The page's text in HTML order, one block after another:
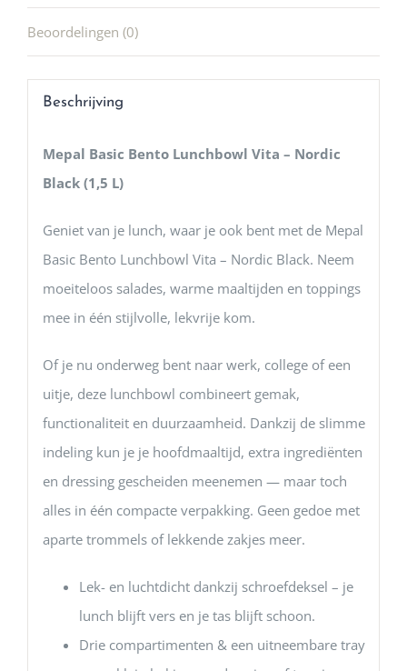
Beoordelingen (0)
Beschrijving
Mepal Basic Bento Lunchbowl Vita – Nordic
Black (1,5 L)
Geniet van je lunch, waar je ook bent met de Mepal
Basic Bento Lunchbowl Vita – Nordic Black. Neem
moeiteloos salades, warme maaltijden en toppings
mee in één stijlvolle, lekvrije kom.
Of je nu onderweg bent naar werk, college of een
uitje, deze lunchbowl combineert gemak,
functionaliteit en duurzaamheid. Dankzij de slimme
indeling kun je je hoofdmaaltijd, extra ingrediënten
en dressing gescheiden meenemen — maar toch
alles in één compacte verpakking. Geen gedoe met
aparte trommels of lekkende zakjes meer.
Lek- en luchtdicht dankzij schroefdeksel – je
lunch blijft vers en je tas blijft schoon.
Drie compartimenten & een uitneembare tray